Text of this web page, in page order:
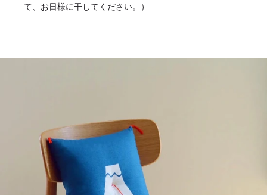
て、お日様に干してください。）